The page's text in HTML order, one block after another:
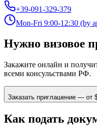
+39-091-329-379
Mon-Fri 9:00-12:30 (by
Нужно визовое
Закажите онлайн и
всеми консульствами РФ.
Заказать приглашение — от
Как подать